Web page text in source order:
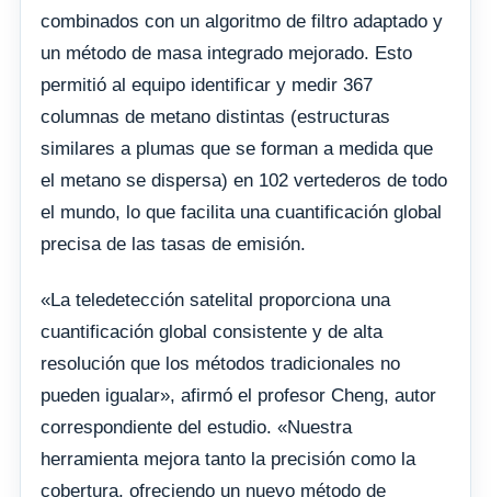
combinados con un algoritmo de filtro adaptado y
un método de masa integrado mejorado. Esto
permitió al equipo identificar y medir 367
columnas de metano distintas (estructuras
similares a plumas que se forman a medida que
el metano se dispersa) en 102 vertederos de todo
el mundo, lo que facilita una cuantificación global
precisa de las tasas de emisión.
«La teledetección satelital proporciona una
cuantificación global consistente y de alta
resolución que los métodos tradicionales no
pueden igualar», afirmó el profesor Cheng, autor
correspondiente del estudio. «Nuestra
herramienta mejora tanto la precisión como la
cobertura, ofreciendo un nuevo método de